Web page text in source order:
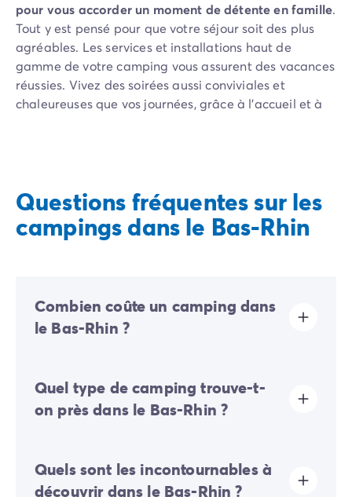
pour vous accorder un moment de détente en famille.
Tout y est pensé pour que votre séjour soit des plus
agréables. Les services et installations haut de
gamme de votre camping vous assurent des vacances
réussies. Vivez des soirées aussi conviviales et
chaleureuses que vos journées, grâce à l’accueil et à
camping tandis que vos enfants s’amuseront au club
enfants.
Questions fréquentes sur les
campings dans le Bas-Rhin
Combien coûte un camping dans
le Bas-Rhin ?
dates de séjours envisagées, du type d'hébergement
choisi, des installations et prestations du camping et
de sa localisation.
Quel type de camping trouve-t-
on près dans le Bas-Rhin ?
services et prestations haut de gamme. Ils vous
proposent différents types d’hébergement, en
Quels sont les incontournables à
découvrir dans le Bas-Rhin ?